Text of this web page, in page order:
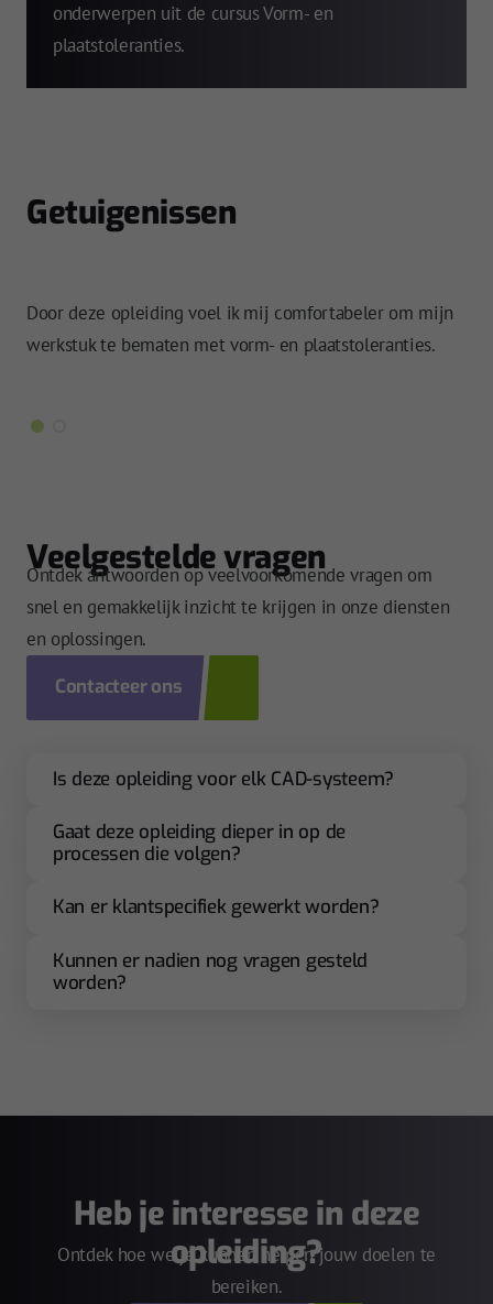
onderwerpen uit de cursus Vorm- en
plaatstoleranties.
Getuigenissen
Door deze opleiding voel ik mij comfortabeler om mijn
werkstuk te bematen met vorm- en plaatstoleranties.
Veelgestelde vragen
Ontdek antwoorden op veelvoorkomende vragen om
snel en gemakkelijk inzicht te krijgen in onze diensten
en oplossingen.
Contacteer ons
Is deze opleiding voor elk CAD-systeem?
Gaat deze opleiding dieper in op de
processen die volgen?
Kan er klantspecifiek gewerkt worden?
Kunnen er nadien nog vragen gesteld
worden?
Heb je interesse in deze
opleiding?
Ontdek hoe we je kunnen helpen jouw doelen te
bereiken.